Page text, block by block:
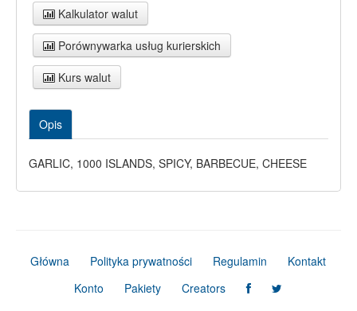
Kalkulator walut
Porównywarka usług kurierskich
Kurs walut
Opis
GARLIC, 1000 ISLANDS, SPICY, BARBECUE, CHEESE
Główna Polityka prywatności Regulamin
Kontakt
Konto
Pakiety Creators